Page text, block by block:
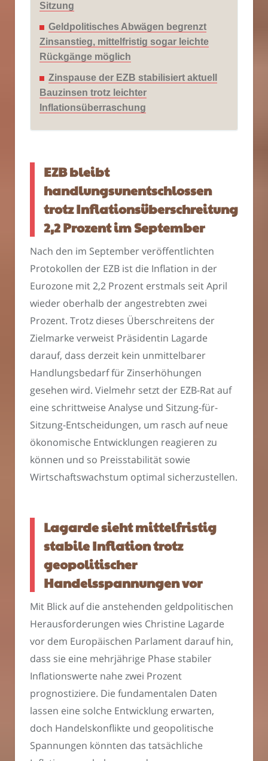
Sitzung
Geldpolitisches Abwägen begrenzt
Zinsanstieg, mittelfristig sogar leichte
Rückgänge möglich
Zinspause der EZB stabilisiert aktuell
Bauzinsen trotz leichter
Inflationsüberraschung
EZB bleibt
handlungsunentschlossen
trotz Inflationsüberschreitung
2,2 Prozent im September
Nach den im September veröffentlichten
Protokollen der EZB ist die Inflation in der
Eurozone mit 2,2 Prozent erstmals seit April
wieder oberhalb der angestrebten zwei
Prozent. Trotz dieses Überschreitens der
Zielmarke verweist Präsidentin Lagarde
darauf, dass derzeit kein unmittelbarer
Handlungsbedarf für Zinserhöhungen
gesehen wird. Vielmehr setzt der EZB-Rat auf
eine schrittweise Analyse und Sitzung-für-
Sitzung-Entscheidungen, um rasch auf neue
ökonomische Entwicklungen reagieren zu
können und so Preisstabilität sowie
Wirtschaftswachstum optimal sicherzustellen.
Lagarde sieht mittelfristig
stabile Inflation trotz
geopolitischer
Handelsspannungen vor
Mit Blick auf die anstehenden geldpolitischen
Herausforderungen wies Christine Lagarde
vor dem Europäischen Parlament darauf hin,
dass sie eine mehrjährige Phase stabiler
Inflationswerte nahe zwei Prozent
prognostiziere. Die fundamentalen Daten
lassen eine solche Entwicklung erwarten,
doch Handelskonflikte und geopolitische
Spannungen könnten das tatsächliche